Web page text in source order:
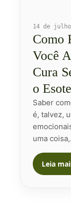
14 de
Como
Você
Cura
o
Saber
é, talvez,
uma
Leia